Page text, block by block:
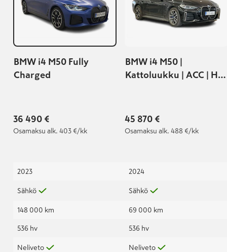
BMW i4 M50 Fully
Charged
36 490 €
Osamaksu alk. 403 €/kk
2023
Sähkö
148 000 km
536 hv
Neliveto
BMW i4 M50 |
Kattoluukku | ACC | Hifi
45 870 €
Osamaksu alk. 488 €/kk
2024
Sähkö
69 000 km
536 hv
Neliveto